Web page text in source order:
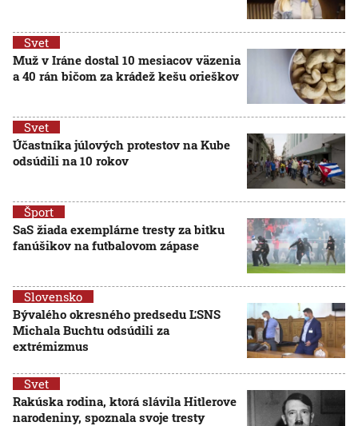
Svet
Muž v Iráne dostal 10 mesiacov väzenia
a 40 rán bičom za krádež kešu orieškov
Svet
Účastníka júlových protestov na Kube
odsúdili na 10 rokov
Šport
SaS žiada exemplárne tresty za bitku
fanúšikov na futbalovom zápase
Slovensko
Bývalého okresného predsedu ĽSNS
Michala Buchtu odsúdili za
extrémizmus
Svet
Rakúska rodina, ktorá slávila Hitlerove
narodeniny, spoznala svoje tresty